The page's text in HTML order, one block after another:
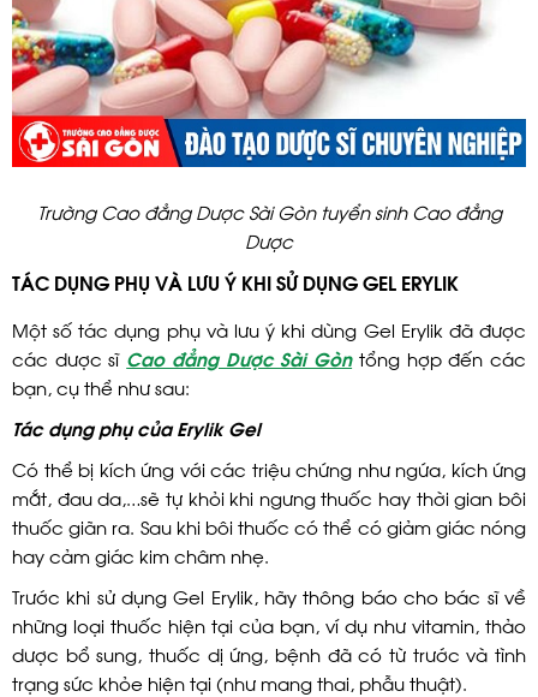
Trường Cao đẳng Dược Sài Gòn tuyển sinh Cao đẳng
Dược
TÁC DỤNG PHỤ VÀ LƯU Ý KHI SỬ DỤNG GEL ERYLIK
Một số tác dụng phụ và lưu ý khi dùng Gel Erylik đã được
các dược sĩ Cao đẳng Dược Sài Gòntổng hợp đến các
bạn, cụ thể như sau:
Tác dụng phụ của Erylik Gel
Có thể bị kích ứng với các triệu chứng như ngứa, kích ứng
mắt, đau da,…sẽ tự khỏi khi ngưng thuốc hay thời gian bôi
thuốc giãn ra. Sau khi bôi thuốc có thể có giảm giác nóng
hay cảm giác kim châm nhẹ.
Trước khi sử dụng Gel Erylik, hãy thông báo cho bác sĩ về
những loại thuốc hiện tại của bạn, ví dụ như vitamin, thảo
dược bổ sung, thuốc dị ứng, bệnh đã có từ trước và tình
trạng sức khỏe hiện tại (như mang thai, phẫu thuật).